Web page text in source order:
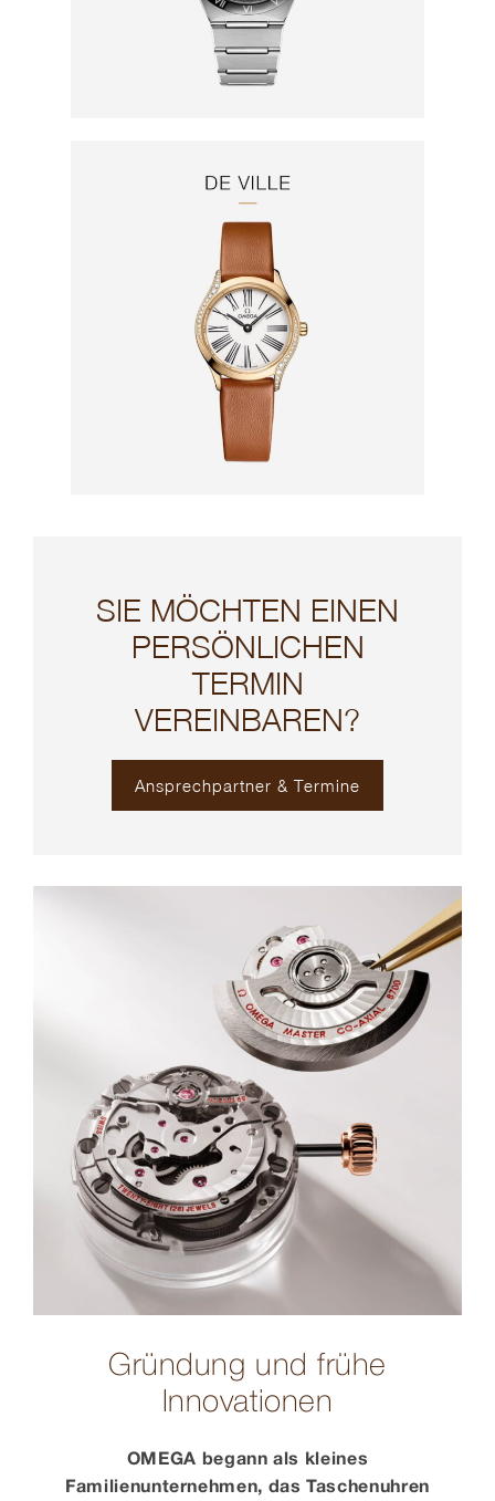
SIE MÖCHTEN EINEN
PERSÖNLICHEN
TERMIN
VEREINBAREN?
Ansprechpartner & Termine
Gründung und frühe
Innovationen
OMEGA begann als kleines
Familienunternehmen, das Taschenuhren